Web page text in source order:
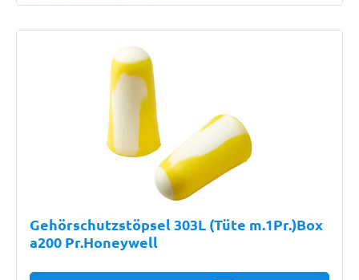
Gehörschutzstöpsel 303L (Tüte m.1Pr.)Box
a200 Pr.Honeywell